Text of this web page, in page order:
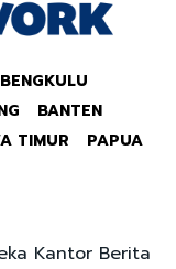
BENGKULU
BANTEN
TIMUR PAPUA
Kantor Berita